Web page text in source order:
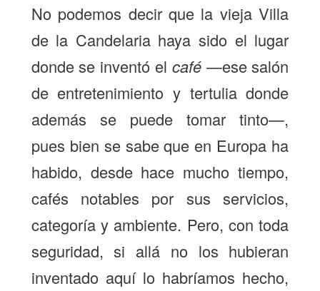
No podemos decir que la vieja Villa
de la Candelaria haya sido el lugar
donde se inventó el café —ese salón
de entretenimiento y tertulia donde
además se puede tomar tinto—,
pues bien se sabe que en Europa ha
habido, desde hace mucho tiempo,
cafés notables por sus servicios,
categoría y ambiente. Pero, con toda
seguridad, si allá no los hubieran
inventado aquí lo habríamos hecho,